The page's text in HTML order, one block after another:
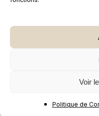
Voir
Politique de